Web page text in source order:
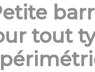
tout